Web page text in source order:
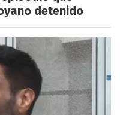
detenido